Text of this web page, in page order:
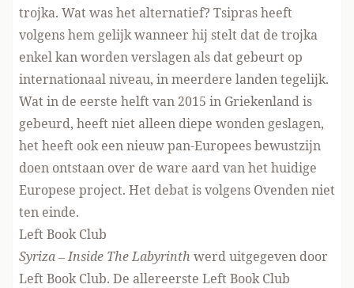
trojka. Wat was het alternatief? Tsipras heeft
volgens hem gelijk wanneer hij stelt dat de trojka
enkel kan worden verslagen als dat gebeurt op
internationaal niveau, in meerdere landen tegelijk.
Wat in de eerste helft van 2015 in Griekenland is
gebeurd, heeft niet alleen diepe wonden geslagen,
het heeft ook een nieuw pan-Europees bewustzijn
doen ontstaan over de ware aard van het huidige
Europese project. Het debat is volgens Ovenden niet
ten einde.
Left Book Club
Syriza – Inside The Labyrinth werd uitgegeven door
Left Book Club. De allereerste Left Book Club